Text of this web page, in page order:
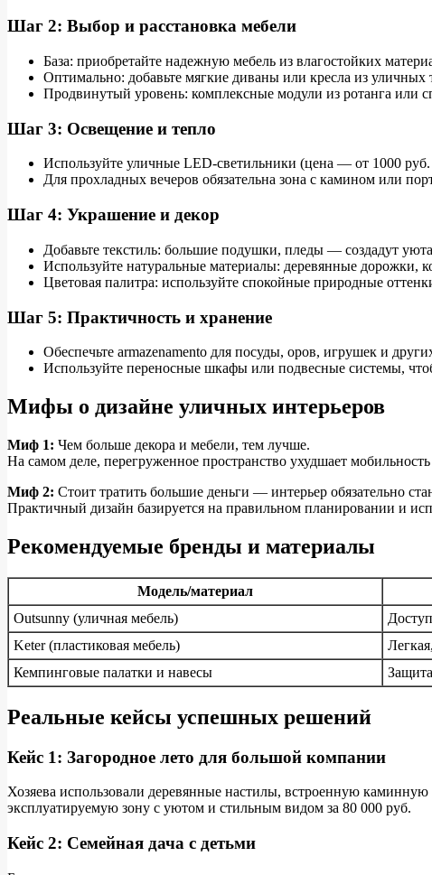
Шаг 2: Выбор и расстановка мебели
База: приобретайте надежную мебель из влагостойких
Оптимально: добавьте мягкие диваны или кресла из
Продвинутый уровень: комплексные модули из ротанга или
Шаг 3: Освещение и тепло
Используйте уличные LED-светильники (цена — от 1000
Для прохладных вечеров обязательна зона с камином или
Шаг 4: Украшение и декор
Добавьте текстиль: большие подушки, пледы — создадут уюта
Используйте натуральные материалы: деревянные
Цветовая палитра: используйте спокойные природные
Шаг 5: Практичность и хранение
Обеспечьте armazenamento для посуды, оров, игрушек и
Используйте переносные шкафы или подвесные системы,
Мифы о дизайне уличных интерьеров
Миф 1: Чем больше декора и мебели, тем лучше.
На самом деле, перегруженное пространство ухудшает
Миф 2: Стоит тратить большие деньги — интерьер обязательно
Практичный дизайн базируется на правильном планировании и
Рекомендуемые бренды и материалы
Модель/материал
Outsunny (уличная мебель)
Keter (пластиковая мебель)
Кемпинговые палатки и навесы
Реальные кейсы успешных решений
Кейс 1: Загородное лето для большой компании
Хозяева использовали деревянные настилы, встроенную
эксплуатируемую зону с уютом и стильным видом за 80 000 руб.
Кейс 2: Семейная дача с детьми